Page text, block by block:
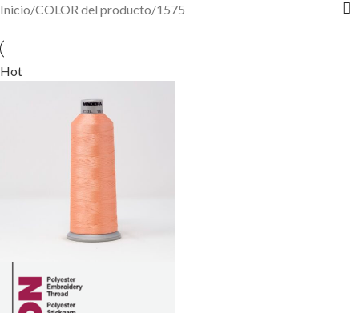
Inicio COLOR del producto 1575
Hot